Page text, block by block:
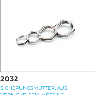
2032
SICHERUNGSMUTTER, AUS